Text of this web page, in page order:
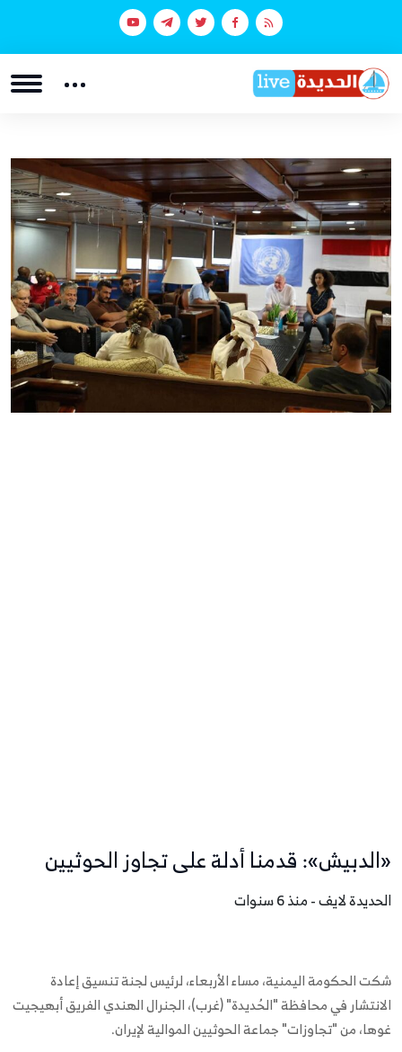
«الدبيش»: قدمنا أدلة على تجاوز الحوثيين
الحديدة لايف - منذ 6 سنوات
شكت الحكومة اليمنية، مساء الأربعاء، لرئيس لجنة تنسيق إعادة
الانتشار في محافظة "الحُديدة" (غرب)، الجنرال الهندي الفريق أبهيجيت
غوها، من "تجاوزات" جماعة الحوثيين الموالية لإيران.